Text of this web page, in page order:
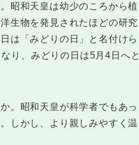
昭和天皇は幼少のころから植
生物を発見されたほどの研究
は「みどりの日」と名付けら
り、みどりの日は5月4日へと
。昭和天皇が科学者でもあっ
しかし、より親しみやすく温